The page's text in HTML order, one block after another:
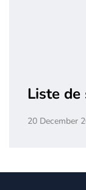
Liste de
20 December